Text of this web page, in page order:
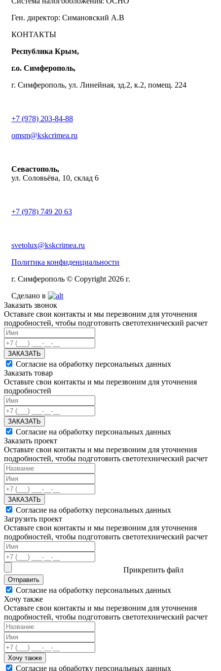
Ген. директор: Симановский А.В
КОНТАКТЫ
Республика Крым,
г.о. Симферополь,
г. Симферополь, ул. Линейная, зд.2, к.2, помещ. 224
+7 (978) 203-84-88
omsm@kskcrimea.ru
Севастополь,
ул. Соловьёва, 10, склад 6
+7 (978) 749 20 63
svetolux@kskcrimea.ru
Политика конфиденциальности
г. Симферополь © Copyright 2026 г.
Сделано в
Заказать звонок
Оставьте свои контакты и мы перезвоним для уточнения
подробностей, чтобы подготовить светотехнический расчет
ЗАКАЗАТЬ
Согласие на обработку персональных данных
Заказать товар
Оставьте свои контакты и мы перезвоним для уточнения
подробностей
ЗАКАЗАТЬ
Согласие на обработку персональных данных
Заказать проект
Оставьте свои контакты и мы перезвоним для уточнения
подробностей, чтобы подготовить светотехнический расчет
ЗАКАЗАТЬ
Согласие на обработку персональных данных
Загрузить проект
Оставьте свои контакты и мы перезвоним для уточнения
подробностей, чтобы подготовить светотехнический расчет
Прикрепить файл
Отправить
Согласие на обработку персональных данных
Хочу также
Оставьте свои контакты и мы перезвоним для уточнения
подробностей, чтобы подготовить светотехнический расчет
Хочу также
Согласие на обработку персональных данных